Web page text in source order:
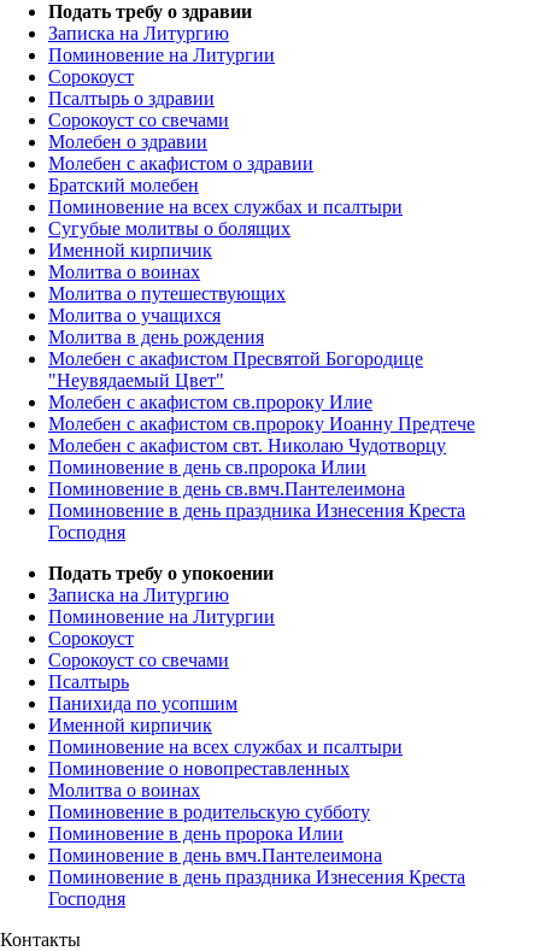
Подать требу о здравии
Записка на Литургию
Поминовение на Литургии
Сорокоуст
Псалтырь о здравии
Сорокоуст со свечами
Молебен о здравии
Молебен с акафистом о здравии
Братский молебен
Поминовение на всех службах и псалтыри
Сугубые молитвы о болящих
Именной кирпичик
Молитва о воинах
Молитва о путешествующих
Молитва о учащихся
Молитва в день рождения
Молебен с акафистом Пресвятой Богородице
"Неувядаемый Цвет"
Молебен с акафистом св.пророку Илие
Молебен с акафистом св.пророку Иоанну Предтече
Молебен с акафистом свт. Николаю Чудотворцу
Поминовение в день св.пророка Илии
Поминовение в день св.вмч.Пантелеимона
Поминовение в день праздника Изнесения Креста
Господня
Подать требу о упокоении
Записка на Литургию
Поминовение на Литургии
Сорокоуст
Сорокоуст со свечами
Псалтырь
Панихида по усопшим
Именной кирпичик
Поминовение на всех службах и псалтыри
Поминовение о новопреставленных
Молитва о воинах
Поминовение в родительскую субботу
Поминовение в день пророка Илии
Поминовение в день вмч.Пантелеимона
Поминовение в день праздника Изнесения Креста
Господня
Контакты